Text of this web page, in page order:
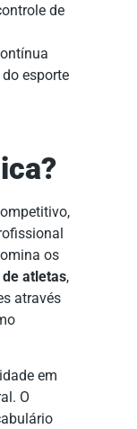
de
esporte
os
atletas,
através
em
O